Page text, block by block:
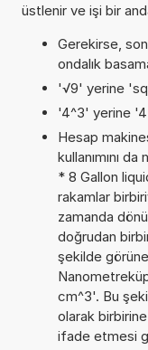
üstlenir ve işi bir
Gerekirse,
ondalık
'√9' yerine
'4^3' yerine
Hesap
kullanımını
* 8 Gallon
rakamlar
zamanda
doğrudan
şekilde
cm^3'. Bu
olarak
ifade etmesi